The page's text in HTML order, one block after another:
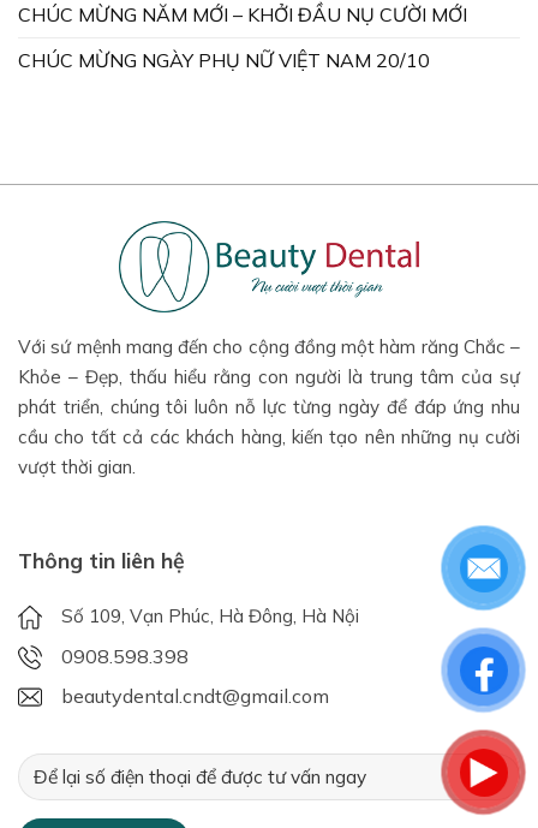
CHÚC MỪNG NĂM MỚI – KHỞI ĐẦU NỤ CƯỜI MỚI
CHÚC MỪNG NGÀY PHỤ NỮ VIỆT NAM 20/10
Với sứ mệnh mang đến cho cộng đồng một hàm răng Chắc –
Khỏe – Đẹp, thấu hiểu rằng con người là trung tâm của sự
phát triển, chúng tôi luôn nỗ lực từng ngày để đáp ứng nhu
cầu cho tất cả các khách hàng, kiến tạo nên những nụ cười
vượt thời gian.
Thông tin liên hệ
Số 109, Vạn Phúc, Hà Đông, Hà Nội
0908.598.398
beautydental.cndt@gmail.com